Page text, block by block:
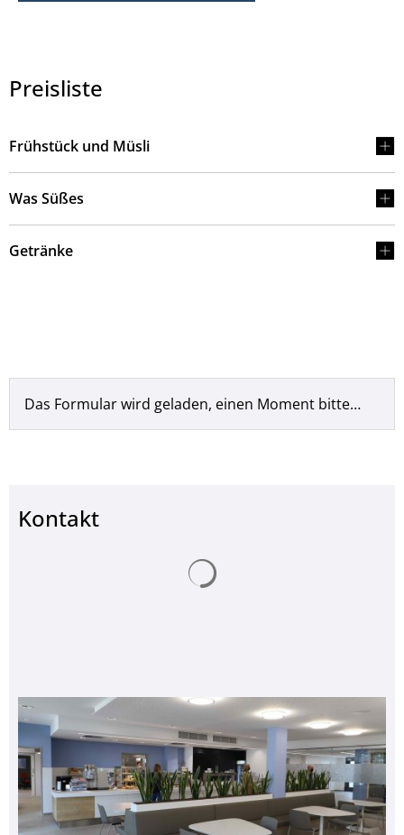
Preisliste
Frühstück und Müsli
Was Süßes
Getränke
Das Formular wird geladen, einen Moment bitte…
Kontakt